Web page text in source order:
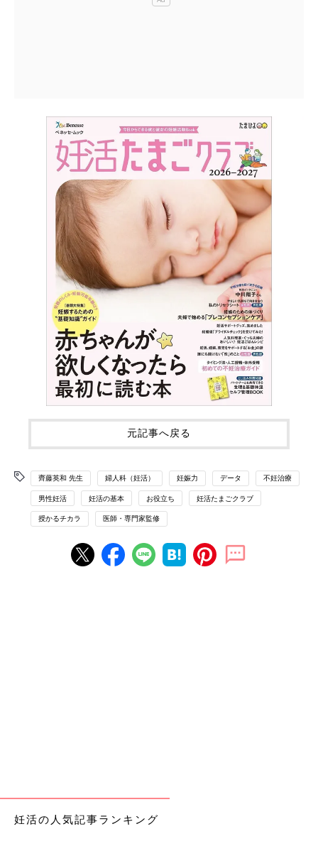
元記事へ戻る
齊藤英和 先生 婦人科（妊活） 妊娠力 データ 不妊治療
男性妊活 妊活の基本 お役立ち 妊活たまごクラブ
授かるチカラ 医師・専門家監修
妊活の人気記事ランキング